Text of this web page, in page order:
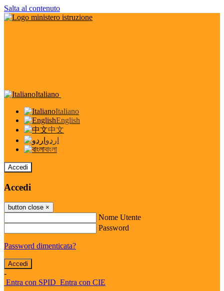
Salta al contenuto
Italiano
Italiano
English
中文
اردو
বাংলা
Accedi
Accedi
button close ×
Nome Utente
Password
Password dimenticata?
-
Entra con SPID Entra con CIE